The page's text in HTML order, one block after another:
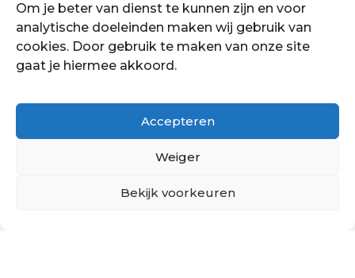
Om je beter van dienst te kunnen zijn en voor
analytische doeleinden maken wij gebruik van
cookies. Door gebruik te maken van onze site
gaat je hiermee akkoord.
Accepteren
Weiger
Bekijk voorkeuren
Over ons
Over ons
Showroom
Offerte aanvragen
Copyright © 2021 - 2022 Petersstoffering | KVK:
Hoe kan ik je helpen?